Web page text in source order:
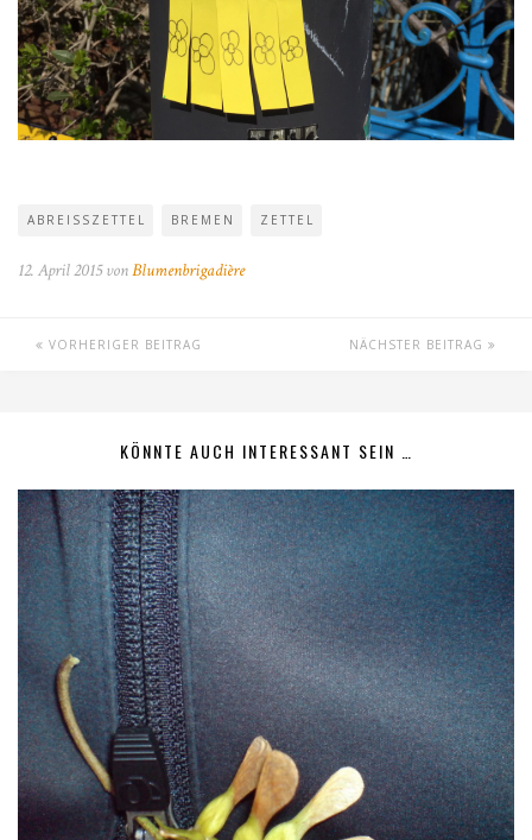
ABREISSZETTEL BREMEN ZETTEL
12. April 2015 vonBlumenbrigadière
VORHERIGER BEITRAG NÄCHSTER BEITRAG
KÖNNTE AUCH INTERESSANT SEIN …